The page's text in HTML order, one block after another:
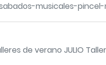
musicales-pincel-
de verano JULIO